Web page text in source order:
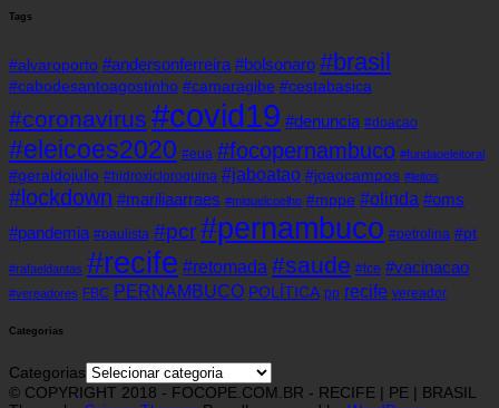
Tags
#alvaroporto #andersonferreira #bolsonaro #brasil
#cabodesantoagostinho #camaragibe #cestabasica
#coronavirus #covid19 #denuncia #doacao
#eleicoes2020 #eua #focopernambuco #fundaoeleitoral
#geraldojulio #hidroxicloroquina #jaboatao #joaocampos #leitos
#lockdown #mariliaarraes #miguelcoelho #mppe #olinda #oms
#pandemia #paulista #pcr#pernambuco #petrolina #pt
#rafaeldantas #recife #retomada #saude #tce #vacinacao
#vereadores FBC PERNAMBUCO POLÍTICA pp recife vereador
Categorias
Categorias
© COPYRIGHT 2018 - FOCOPE.COM.BR - RECIFE | PE | BRASIL